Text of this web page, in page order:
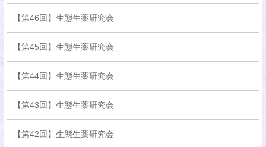
【第46回】生態生薬研究会
【第45回】生態生薬研究会
【第44回】生態生薬研究会
【第43回】生態生薬研究会
【第42回】生態生薬研究会